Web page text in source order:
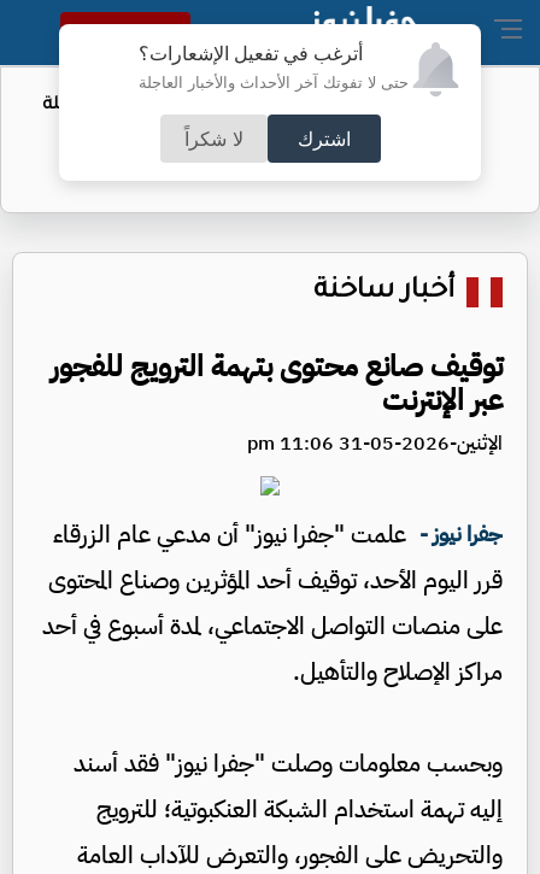
أترغب في تفعيل الإشعارات؟
حتى لا تفوتك آخر الأحداث والأخبار العاجلة
اشترك لا شكراً
النسخة الكاملة
تمديدات غير مشروعة وسرقة مياه.. حملة
أمنية في الزرقاء
أخبار ساخنة
توقيف صانع محتوى بتهمة الترويج للفجور
عبر الإنترنت
الإثنين-2026-05-31 11:06 pm
جفرا نيوز - علمت "جفرا نيوز" أن مدعي عام الزرقاء
قرر اليوم الأحد، توقيف أحد المؤثرين وصناع المحتوى
على منصات التواصل الاجتماعي، لمدة أسبوع في أحد
مراكز الإصلاح والتأهيل.
وبحسب معلومات وصلت "جفرا نيوز" فقد أسند
إليه تهمة استخدام الشبكة العنكبوتية؛ للترويج
والتحريض على الفجور، والتعرض للآداب العامة